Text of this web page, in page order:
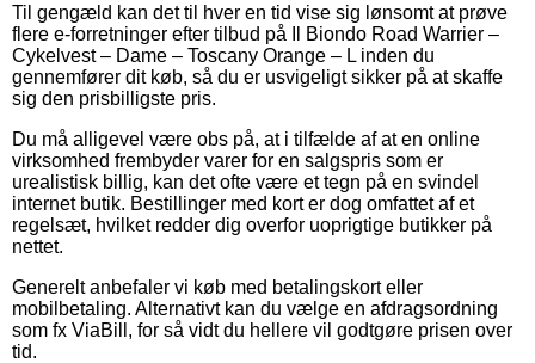
Til gengæld kan det til hver en tid vise sig lønsomt at prøve
flere e-forretninger efter tilbud på Il Biondo Road Warrier –
Cykelvest – Dame – Toscany Orange – L inden du
gennemfører dit køb, så du er usvigeligt sikker på at skaffe
sig den prisbilligste pris.
Du må alligevel være obs på, at i tilfælde af at en online
virksomhed frembyder varer for en salgspris som er
urealistisk billig, kan det ofte være et tegn på en svindel
internet butik. Bestillinger med kort er dog omfattet af et
regelsæt, hvilket redder dig overfor uoprigtige butikker på
nettet.
Generelt anbefaler vi køb med betalingskort eller
mobilbetaling. Alternativt kan du vælge en afdragsordning
som fx ViaBill, for så vidt du hellere vil godtgøre prisen over
tid.